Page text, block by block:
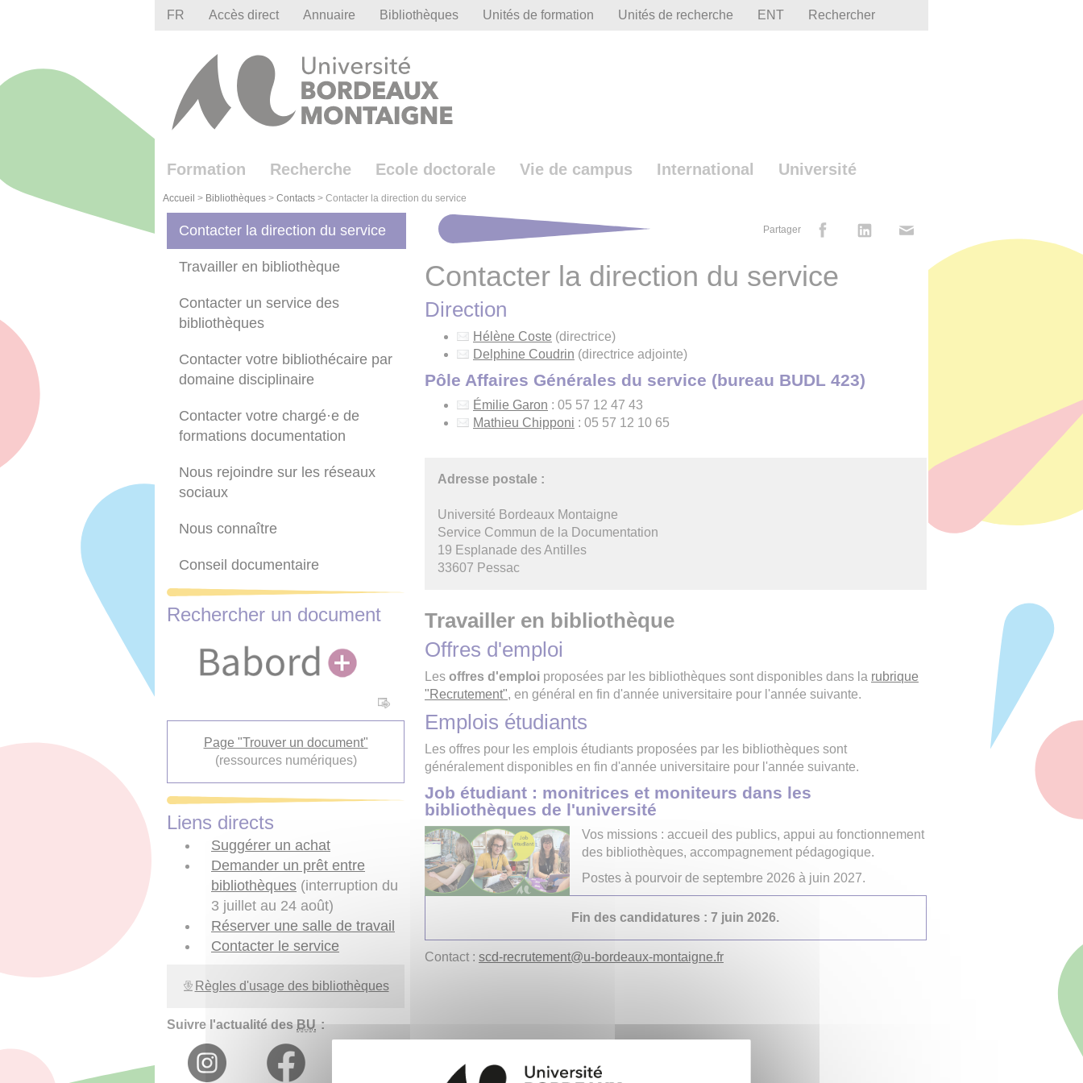
FR Accès direct Annuaire Bibliothèques Unités de formation Unités de recherche ENT Rechercher
Formation Recherche Ecole doctorale Vie de campus International Université
Accueil > Bibliothèques > Contacts > Contacter la direction du service
Partager
Contacter la direction du service
Direction
Hélène Coste (directrice)
Delphine Coudrin (directrice adjointe)
Pôle Affaires Générales du service (bureau BUDL 423)
Émilie Garon : 05 57 12 47 43
Mathieu Chipponi : 05 57 12 10 65
Adresse postale :
Université Bordeaux Montaigne
Service Commun de la Documentation
19 Esplanade des Antilles
33607 Pessac
Travailler en bibliothèque
Offres d'emploi
Les offres d'emploiproposées par les bibliothèques sont disponibles dans la rubrique
"Recrutement", en général en fin d'année universitaire pour l'année suivante.
Emplois étudiants
Les offres pour les emplois étudiants proposées par les bibliothèques sont
généralement disponibles en fin d'année universitaire pour l'année suivante.
Job étudiant : monitrices et moniteurs dans les
bibliothèques de l'université
Vos missions : accueil des publics, appui au fonctionnement
des bibliothèques, accompagnement pédagogique.
Postes à pourvoir de septembre 2026 à juin 2027.
Fin des candidatures : 7 juin 2026.
Contact : scd-recrutement@u-bordeaux-montaigne.fr
Contacter la direction du service
Travailler en bibliothèque
Contacter un service des
bibliothèques
Contacter votre bibliothécaire par
domaine disciplinaire
Contacter votre chargé·e de
formations documentation
Nous rejoindre sur les réseaux
sociaux
Nous connaître
Conseil documentaire
Rechercher un document
Page "Trouver un document"
(ressources numériques)
Liens directs
Suggérer un achat
Demander un prêt entre
bibliothèques (interruption du
3 juillet au 24 août)
Réserver une salle de travail
Contacter le service
Règles d'usage des bibliothèques
Suivre l'actualité des BU :